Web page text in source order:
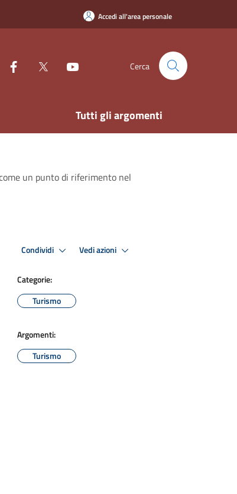
Accedi all'area personale
Cerca
Tutti gli argomenti
un punto di riferimento nel
Condividi Vedi azioni
Categorie:
Turismo
Argomenti:
Turismo